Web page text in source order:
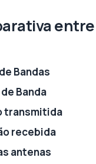
entre
Bandas
Banda
transmitida
recebida
antenas